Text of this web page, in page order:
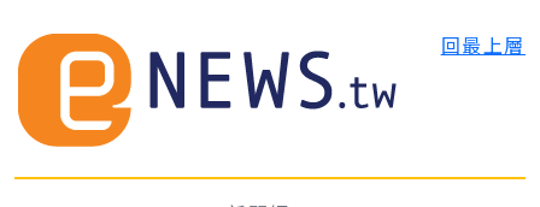
回最上層